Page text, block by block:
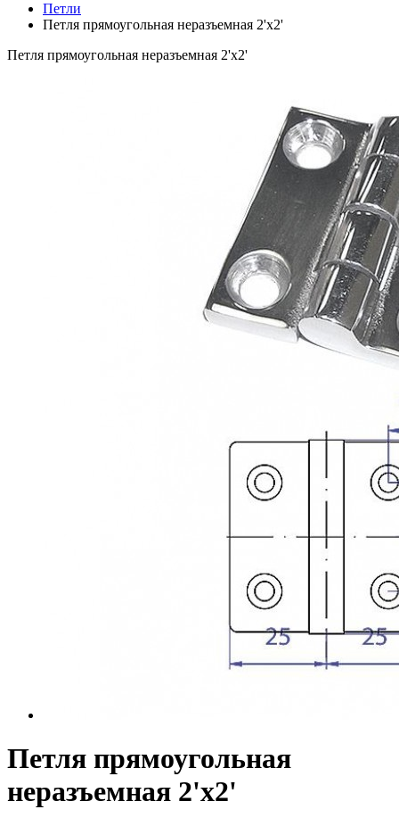
Петли
Петля прямоугольная неразъемная 2'х2'
Петля прямоугольная неразъемная 2'х2'
Петля прямоугольная
неразъемная 2'х2'